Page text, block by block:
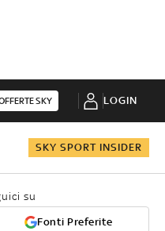
SKY LOGIN
SKY SPORT INSIDER
su
Fonti Preferite